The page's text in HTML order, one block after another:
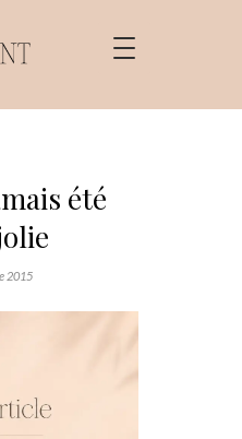
été
2015